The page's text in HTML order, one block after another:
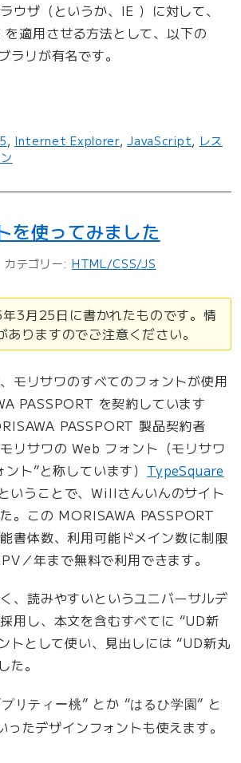
ウザ（というか、IE ）に対して、
適用させる方法として、以下の
リが有名です。
, Internet Explorer,JavaScript, レス
を使ってみました
カテゴリー: HTML/CSS/JS
3月25日に書かれたものです。情
りますのでご注意ください。
モリサワのすべてのフォントが使用
PASSPORT を契約しています
PASSPORT 製品契約者
リサワの Web フォント（モリサワ
ト”と称しています） TypeSquare
いうことで、Willさんいんのサイト
。この MORISAWA PASSPORT
書体数、利用可能ドメイン数に制限
／年まで無料で利用できます。
、読みやすいというユニバーサルデ
用し、本文を含むすべてに “UD新
トとして使い、見出しには “UD新丸
た。
プリティー桃” とか “はるひ学園 ” と
ったデザインフォントも使えます。